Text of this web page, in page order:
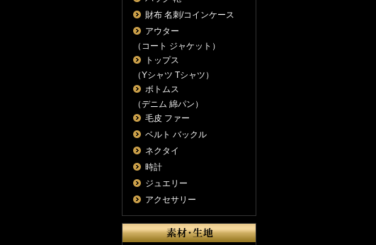
財布 名刺/コインケース
アウター
（コート ジャケット）
トップス
（Yシャツ Tシャツ）
ボトムス
（デニム 綿パン）
毛皮 ファー
ベルト バックル
ネクタイ
時計
ジュエリー
アクセサリー